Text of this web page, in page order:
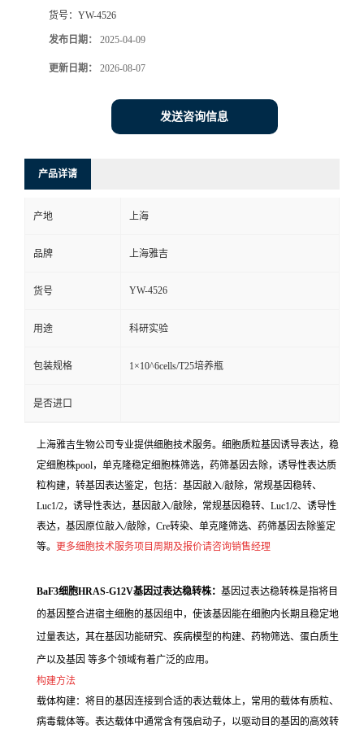
货号： YW-4526
发布日期： 2025-04-09
更新日期： 2026-08-07
发送咨询信息
产品详请
产地 上海
品牌 上海雅吉
货号 YW-4526
用途 科研实验
包装规格 1×10^6cells/T25培养瓶
是否进口
上海雅吉生物公司专业提供细胞技术服务。细胞质粒基因诱导表达，稳
定细胞株pool，单克隆稳定细胞株筛选，药筛基因去除，诱导性表达质
粒构建，转基因表达鉴定，包括：基因敲入/敲除，常规基因稳转、
Luc1/2，诱导性表达，基因敲入/敲除，常规基因稳转、Luc1/2、诱导性
表达，基因原位敲入/敲除，Cre转染、单克隆筛选、药筛基因去除鉴定
等。 更多细胞技术服务项目周期及报价请咨询销售经理
BaF3细胞HRAS-G12V基因过表达稳转株： 基因过表达稳转株是指将目
的基因整合进宿主细胞的基因组中，使该基因能在细胞内长期且稳定地
过量表达，其在基因功能研究、疾病模型的构建、药物筛选、蛋白质生
产以及基因 等多个领域有着广泛的应用。
构建方法
载体构建：将目的基因连接到合适的表达载体上，常用的载体有质粒、
病毒载体等。表达载体中通常含有强启动子，以驱动目的基因的高效转